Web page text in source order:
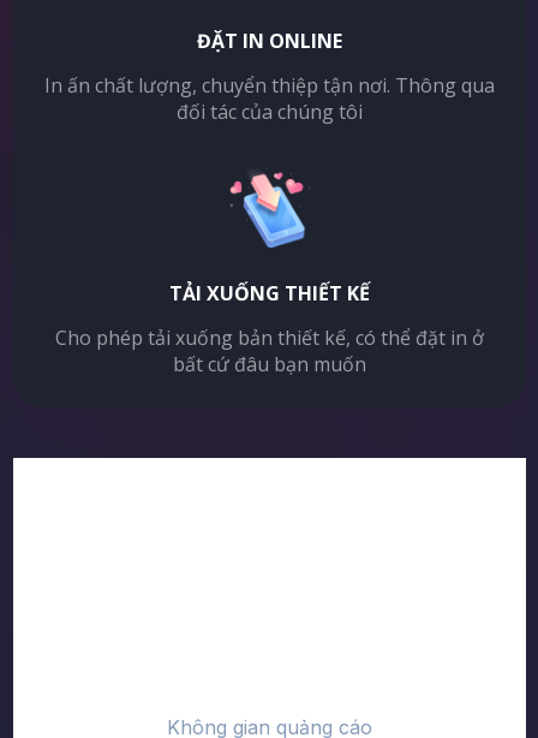
ĐẶT IN ONLINE
In ấn chất lượng, chuyển thiệp tận nơi. Thông qua
đối tác của chúng tôi
TẢI XUỐNG THIẾT KẾ
Cho phép tải xuống bản thiết kế, có thể đặt in ở
bất cứ đâu bạn muốn